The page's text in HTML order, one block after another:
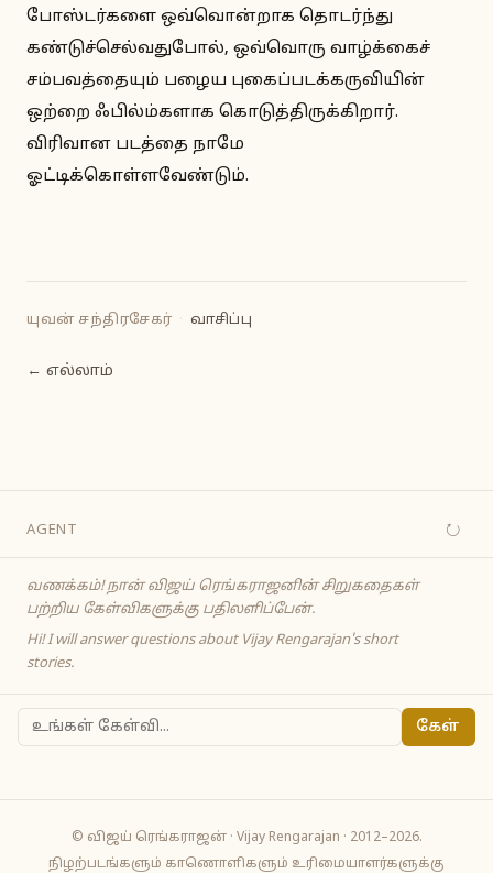
போஸ்டர்களை ஒவ்வொன்றாக தொடர்ந்து
கண்டுச்செல்வதுபோல், ஒவ்வொரு வாழ்க்கைச்
சம்பவத்தையும் பழைய புகைப்படக்கருவியின்
ஒற்றை ஃபில்ம்களாக கொடுத்திருக்கிறார்.
விரிவான படத்தை நாமே
ஓட்டிக்கொள்ளவேண்டும்.
யுவன் சந்திரசேகர் வாசிப்பு
← எல்லாம்
AGENT ↻
வணக்கம்! நான் விஜய் ரெங்கராஜனின் சிறுகதைகள்
பற்றிய கேள்விகளுக்கு பதிலளிப்பேன்.
Hi! I will answer questions about Vijay Rengarajan's short
stories.
கேள்
© விஜய் ரெங்கராஜன் · Vijay Rengarajan · 2012–2026.
நிழற்படங்களும் காணொளிகளும் உரிமையாளர்களுக்கு